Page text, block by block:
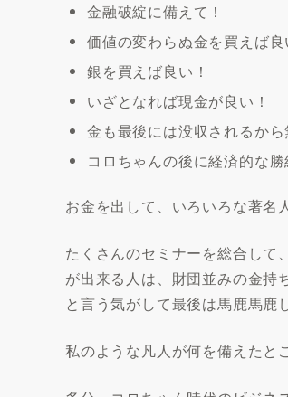
金融破綻に備えて！
価値の変わらぬ金を買えば良
銀を買えば良い！
いざとなれば現金が良い！
金も最後には没収されるから
コロちゃんの後に経済的な
お金を出して、いろいろな著名
たくさんのセミナーを総合して
が出来る人は、財団並みの金持
と言う気がして最後は馬鹿馬鹿
私のような凡人が何を備えたと